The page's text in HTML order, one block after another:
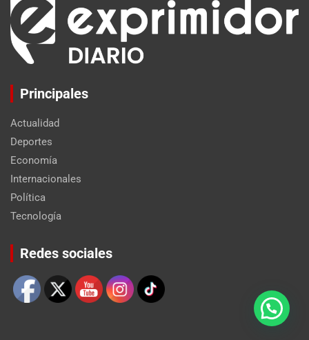
Principales
Actualidad
Deportes
Economía
Internacionales
Política
Tecnología
Redes sociales